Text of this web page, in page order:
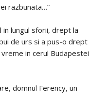
razbunata…”
lungul sforii, drept la
de urs si a pus-o drept
in cerul Budapestei
domnul Ferency, un